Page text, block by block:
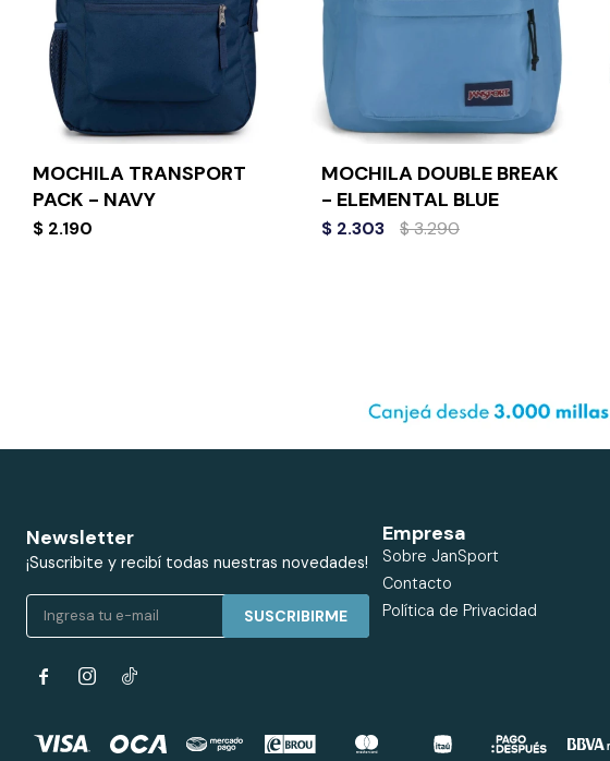
MOCHILA TRANSPORT
PACK - NAVY
$ 2.190
MOCHILA DOUBLE BREAK
- ELEMENTAL BLUE
$ 2.303 $3.290
Newsletter
¡Suscribite y recibí todas nuestras novedades!
SUSCRIBIRME
 
Empresa
Sobre JanSport
Contacto
Política de Privacidad